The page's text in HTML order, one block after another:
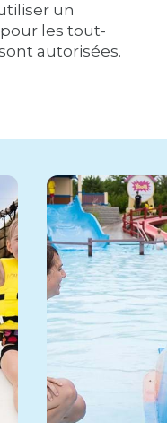
un
les tout-
autorisées.